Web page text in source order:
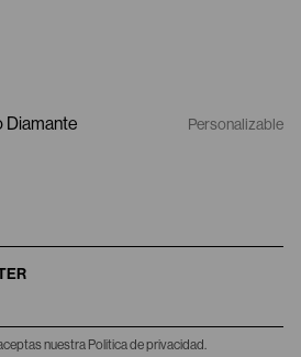
Diamante
Personalizable
nuestra Politica de privacidad.